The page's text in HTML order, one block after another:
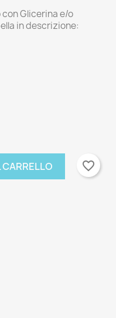
Glicerina e/o
in descrizione:
favorite_border